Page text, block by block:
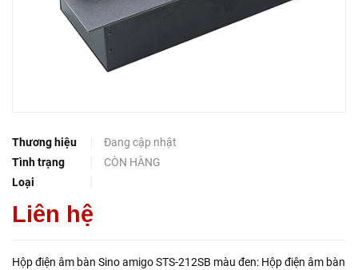
Thương hiệu
Đang cập nhật
Tình trạng
CÒN HÀNG
Loại
Liên hệ
Hộp điện âm bàn Sino amigo STS-212SB màu đen: Hộp điện âm bàn